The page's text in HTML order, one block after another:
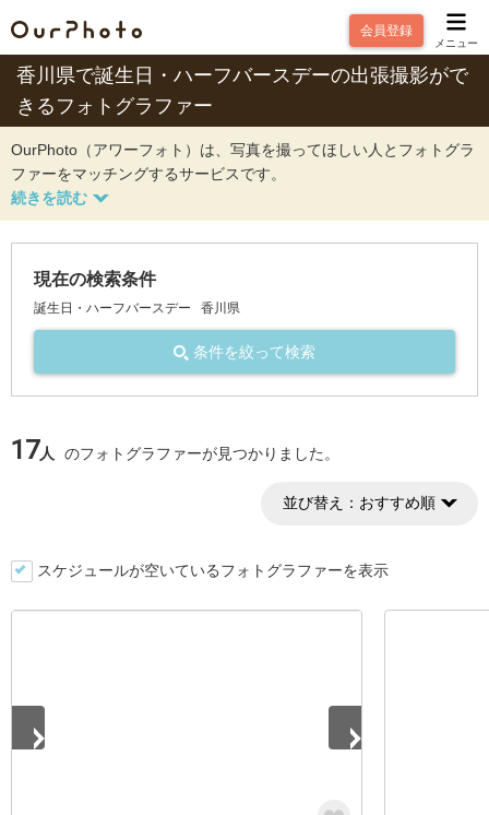
会員登録
メニュー
香川県で誕生日・ハーフバースデーの出張撮影がで
きるフォトグラファー
OurPhoto（アワーフォト）は、写真を撮ってほしい人とフォトグラ
ファーをマッチングするサービスです。
現在の検索条件
誕生日・ハーフバースデー 香川県
条件を絞って検索
17人 のフォトグラファーが見つかりました。
並び替え： おすすめ順
スケジュールが空いているフォトグラファーを表示